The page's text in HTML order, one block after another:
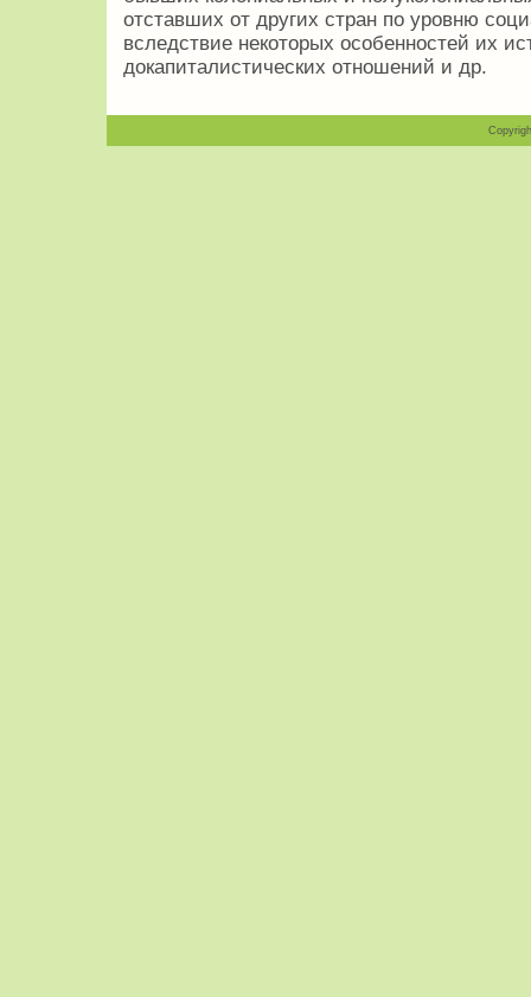
отставших от других стран по уровню
вследствие некоторых особенностей их
докапиталистических отношений и др.